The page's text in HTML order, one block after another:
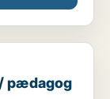
/ maskintekniker
pædagog